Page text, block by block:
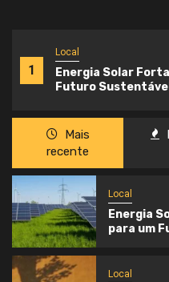
1
Local
Energia Solar
Futuro
Mais
recente
Local
Energia
para um
Local